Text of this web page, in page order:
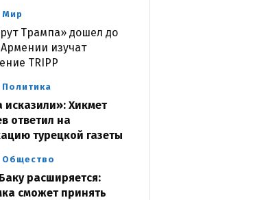
Мир
Трампа» дошел до
Армении изучат
TRIPP
Политика
исказили»: Хикмет
ответил на
турецкой газеты
Общество
расширяется:
сможет принять